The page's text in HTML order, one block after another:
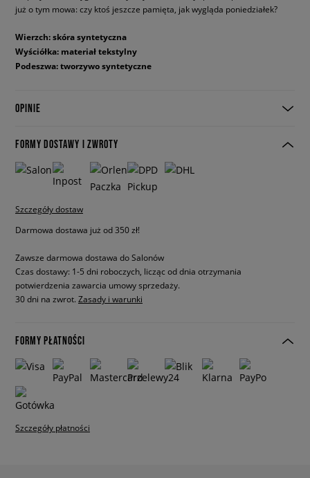
już o tym mowa: czy ktoś jeszcze pamięta, jak wygląda poniedziałek?
Wierzch: skóra syntetyczna
Wyściółka: materiał tekstylny
Podeszwa: tworzywo syntetyczne
OPINIE
FORMY DOSTAWY I ZWROTY
Szczegóły dostaw
Darmowa dostawa już od 350 zł!
Zawsze darmowa dostawa do Salonów
Czas dostawy: 1-5 dni roboczych, licząc od dnia otrzymania
potwierdzenia zawarcia umowy sprzedaży.
30 dni na zwrot. Zasady i warunki
FORMY PŁATNOŚCI
Szczegóły płatności